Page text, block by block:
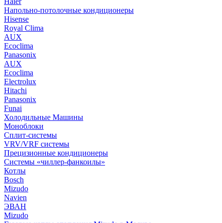
Напольно-потолочные кондиционеры
Hisense
Royal Clima
AUX
Ecoclima
Panasonix
AUX
Ecoclima
Electrolux
Hitachi
Panasonix
Funai
Холодильные Машины
Моноблоки
Сплит-системы
VRV/VRF системы
Прецизионные кондиционеры
Системы «чиллер-фанкоилы»
Котлы
Bosch
Mizudo
Navien
ЭВАН
Mizudo